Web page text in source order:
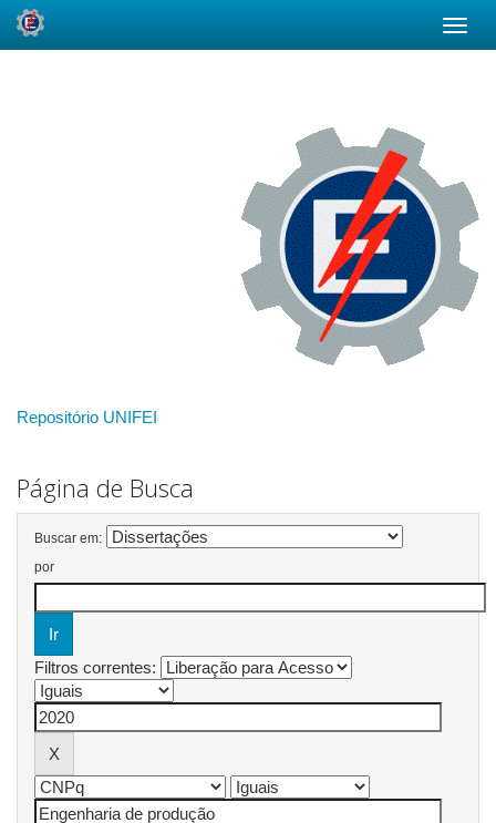
Repositório UNIFEI
Página de Busca
Buscar em:
por
Filtros correntes: